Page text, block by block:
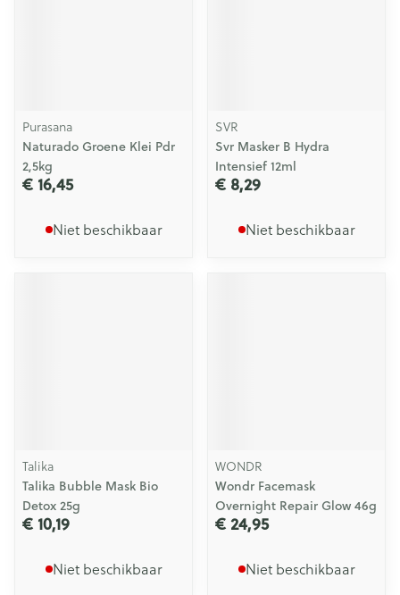
Purasana
Naturado Groene Klei Pdr
2,5kg
€ 16,45
Niet beschikbaar
SVR
Svr Masker B Hydra
Intensief 12ml
€ 8,29
Niet beschikbaar
Talika
Talika Bubble Mask Bio
Detox 25g
€ 10,19
Niet beschikbaar
WONDR
Wondr Facemask
Overnight Repair Glow 46g
€ 24,95
Niet beschikbaar